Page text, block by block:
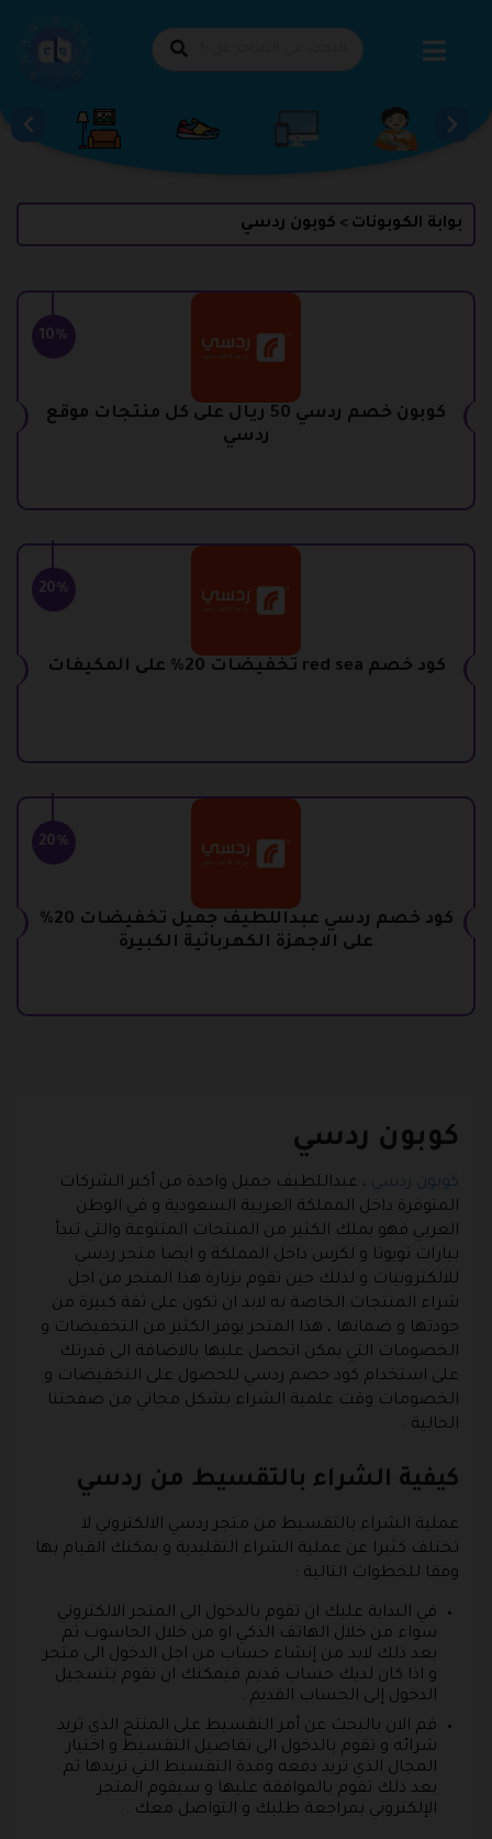
بوابة الكوبونات > كوبون ردسي
10%
كوبون خصم ردسي 50 ريال على كل منتجات موقع
ردسي
20%
كود خصم red sea تخفيضات 20% على المكيفات
20%
كود خصم ردسي عبداللطيف جميل تخفيضات 20%
على الاجهزة الكهربائية الكبيرة
كوبون ردسي
كوبون ردسي ، عبداللطيف جميل واحدة من أكبر الشركات
المتوفرة داخل المملكة العربية السعودية و في الوطن
العربي فهو يملك الكثير من المنتجات المتنوعة والتي تبدأ
بيارات تويوتا و لكزس داخل المملكة و ايضا متجر ردسي
للالكترونيات و لذلك حين تقوم بزيارة هذا المتجر من اجل
شراء المنتجات الخاصة به لابد ان تكون على ثقة كبيرة من
جودتها و ضمانها ، هذا المتجر يوفر الكثير من التخفيضات و
الخصومات التي يمكن اتحصل عليها بالاضافة الى قدرتك
على استخدام كود خصم ردسي للحصول على التخفيضات و
الخصومات وقت علمية الشراء بشكل مجاني من صفحتنا
الحالية .
كيفية الشراء بالتقسيط من ردسي
عملية الشراء بالتقسيط من متجر ردسي الالكتروني لا
تختلف كثيرا عن عملية الشراء التقليدية و يمكنك القيام بها
وفقا للخطوات التالية :
في البداية عليك ان تقوم بالدخول الى المتجر الالكتروني
سواء من خلال الهاتف الذكي او من خلال الحاسوب ثم
بعد ذلك لابد من إنشاء حساب من اجل الدخول الى متجر
و اذا كان لديك حساب قديم فيمكنك ان تقوم بتسجيل
الدخول إلى الحساب القديم .
قم الان بالبحث عن أمر التقسيط على المنتج الذي تريد
شرائه و تقوم بالدخول الى تفاصيل التقسيط و اختيار
المجال الذي تريد دفعه ومدة التقسيط التي تريدها ثم
بعد ذلك تقوم بالموافقة عليها و سيقوم المتجر
الإلكتروني بمراجعة طلبك و التواصل معك .